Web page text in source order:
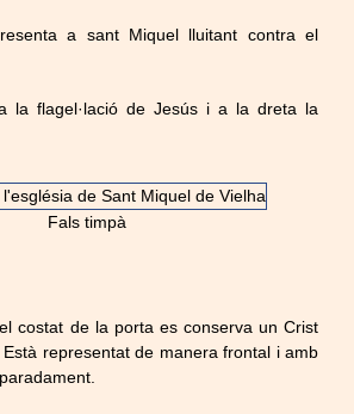
a sant Miquel lluitant contra el
la flagel·lació de Jesús i a la dreta la
Fals timpà
costat de la porta es conserva un Crist
representat de manera frontal i amb